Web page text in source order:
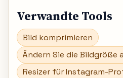
Verwandte Tools
Bild komprimieren
Ändern Sie die Bildgröße
Resizer für Instagram-